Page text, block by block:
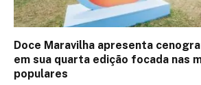
Doce Maravilha apresenta
em sua quarta edição focada nas
populares